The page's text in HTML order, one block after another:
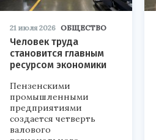
21 июля 2026 ОБЩЕСТВО
Человек труда
становится главным
ресурсом экономики
Пензенскими
промышленными
предприятиями
создается четверть
валового